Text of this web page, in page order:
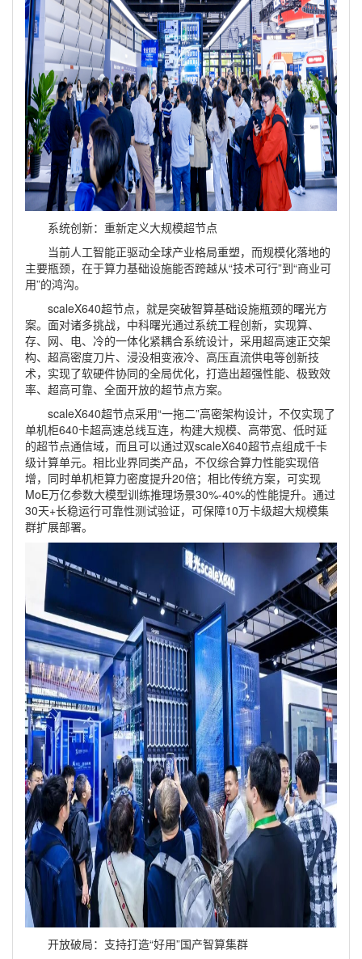
系统创新：重新定义大规模超节点
当前人工智能正驱动全球产业格局重塑，而规模化落地的
主要瓶颈，在于算力基础设施能否跨越从“技术可行”到“商业可
用”的鸿沟。
scaleX640超节点，就是突破智算基础设施瓶颈的曙光方
案。面对诸多挑战，中科曙光通过系统工程创新，实现算、
存、网、电、冷的一体化紧耦合系统设计，采用超高速正交架
构、超高密度刀片、浸没相变液冷、高压直流供电等创新技
术，实现了软硬件协同的全局优化，打造出超强性能、极致效
率、超高可靠、全面开放的超节点方案。
scaleX640超节点采用“一拖二”高密架构设计，不仅实现了
单机柜640卡超高速总线互连，构建大规模、高带宽、低时延
的超节点通信域，而且可以通过双scaleX640超节点组成千卡
级计算单元。相比业界同类产品，不仅综合算力性能实现倍
增，同时单机柜算力密度提升20倍；相比传统方案，可实现
MoE万亿参数大模型训练推理场景30%-40%的性能提升。通过
30天+长稳运行可靠性测试验证，可保障10万卡级超大规模集
群扩展部署。
开放破局：支持打造“好用”国产智算集群